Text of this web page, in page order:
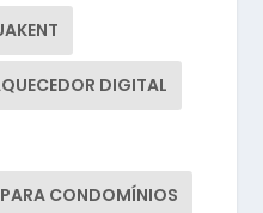
DIGITAL
CONDOMÍNIOS